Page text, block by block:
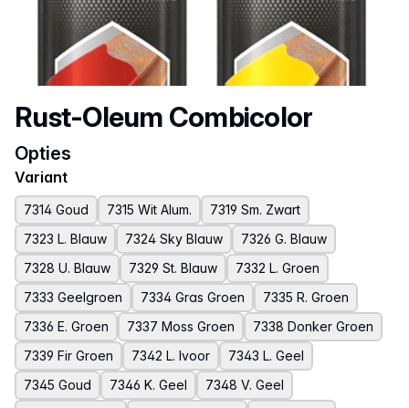
Productnaam
Rust-Oleum Combicolor
Opties
Variant
7314 Goud 7315 Wit Alum.
7319 Sm. Zwart
7323 L. Blauw
7324 Sky Blauw
7326 G. Blauw
7328 U. Blauw
7329 St. Blauw
7332 L. Groen
7333 Geelgroen
7334 Gras Groen
7335 R. Groen
7336 E. Groen
7337 Moss Groen
7338 Donker Groen
7339 Fir Groen
7342 L. Ivoor
7343 L. Geel
7345 Goud
7346 K. Geel
7348 V. Geel